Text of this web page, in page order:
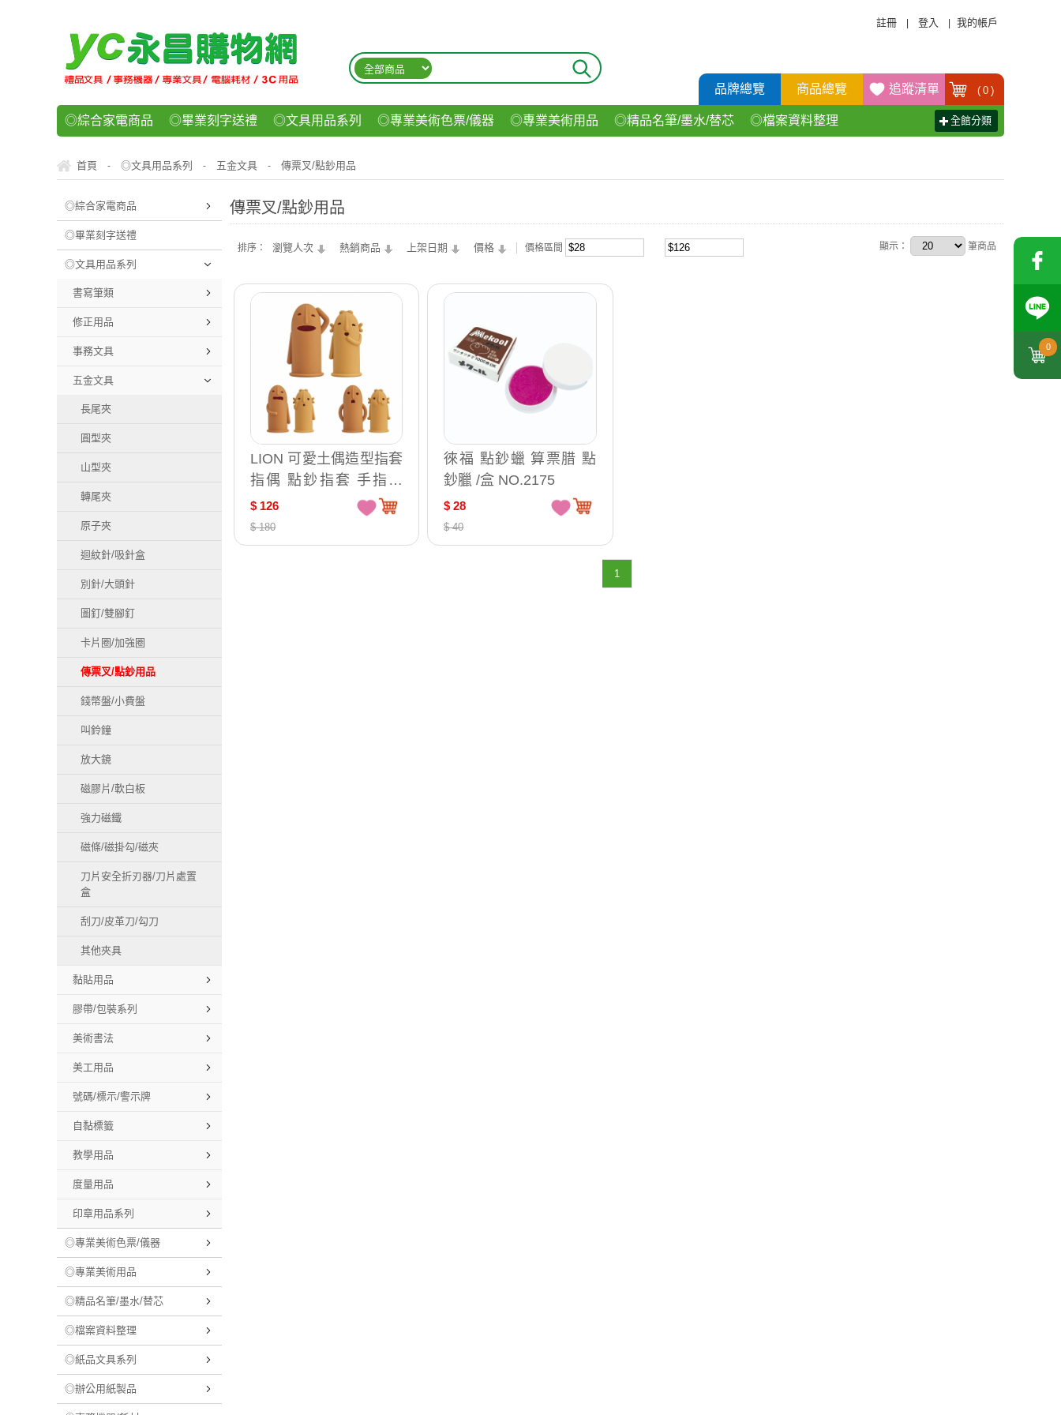
0
註冊 登入 我的帳戶
品牌總覽 商品總覽 追蹤清單 ( 0 )
◎綜合家電商品 ◎畢業刻字送禮 ◎文具用品系列 ◎專業美術色票/儀器 ◎專業美術用品 ◎精品名筆/墨水/替芯 ◎檔案資料整理
◎運動/休閒/樂器 ◎客製化禮贈品 ◎食品/零食/飲料
全館分類
首頁 - ◎文具用品系列 - 五金文具 - 傳票叉/點鈔用品
◎綜合家電商品
◎畢業刻字送禮
◎文具用品系列
書寫筆類
修正用品
事務文具
五金文具
長尾夾
圓型夾
山型夾
轉尾夾
原子夾
迴紋針/吸針盒
別針/大頭針
圖釘/雙腳釘
卡片圈/加強圈
傳票叉/點鈔用品
錢幣盤/小費盤
叫鈴鐘
放大鏡
磁膠片/軟白板
強力磁鐵
磁條/磁掛勾/磁夾
刀片安全折刃器/刀片處置
盒
刮刀/皮革刀/勾刀
其他夾具
黏貼用品
膠帶/包裝系列
美術書法
美工用品
號碼/標示/警示牌
自黏標籤
教學用品
度量用品
印章用品系列
◎專業美術色票/儀器
◎專業美術用品
◎精品名筆/墨水/替芯
◎檔案資料整理
◎紙品文具系列
◎辦公用紙製品
傳票叉/點鈔用品
排序： 瀏覽人次 熱銷商品 上架日期 價格 價格區間 顯示： 筆商品
LION 可愛土偶造型指套
指偶 點鈔指套 手指套
款式隨機出貨 2入 /組 H
A-203、HA-204、HA-2
05
$ 126
$ 180
徠福 點鈔蠟 算票腊 點
鈔臘 /盒 NO.2175
$ 28
$ 40
1